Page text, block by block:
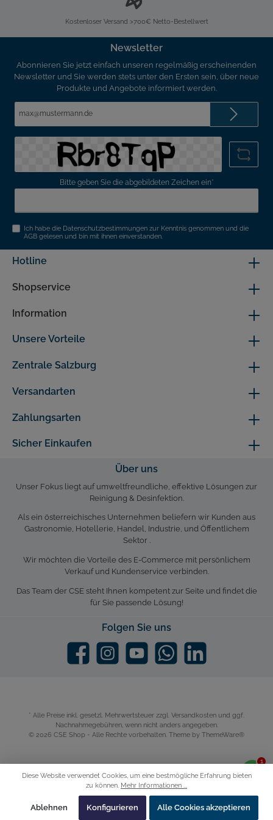
Kostenloser Versand >700€ Netto-Bestellwert
Newsletter
Abonnieren Sie jetzt einfach unseren regelmäßig erscheinenden
Newsletter und Sie werden stets unter den Ersten sein, über neue
Produkte und Angebote informiert werden.
Bitte geben Sie die abgebildeten Zeichen ein*
Ich habe die Datenschutzbestimmungen zur Kenntnis genommen und die
AGB gelesen und bin mit ihnen einverstanden.
Hotline
Shopservice
Information
Unsere Vorteile
Versandarten
Zahlungsarten
Zentrale Salzburg
Sicher Einkaufen
Über uns
Unser Fokus liegt auf umweltfreundliche, effektive Lösungen zur
Reinigung & Desinfektion.
Als ein österreichisches Unternehmen beliefern wir Kunden aus
Gastronomie, Hotellerie, Handel, Industrie, und Öffentlichem
Sektor .
Wir möchten die Vorteile des E-Commerce mit persönlichem
Verkauf und Kundenservice verbinden.
Das Team der CSE steht Ihnen kompetent zur Seite und findet die
für Sie passende Lösung!
Folgen Sie uns
* Alle Preise inkl. gesetzl. Mehrwertsteuer zzgl. Versandkosten und ggf.
Nachnahmegebühren, wenn nicht anders angegeben.
© 2026 CSE Shop - Alle Rechte vorbehalten. Theme by ThemeWare®
Diese Website verwendet Cookies, um eine bestmögliche Erfahrung bieten
zu können. Mehr Informationen ...
Ablehnen Konfigurieren Alle Cookies akzeptieren